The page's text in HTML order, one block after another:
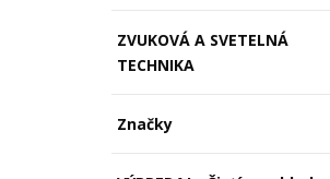
ZVUKOVÁ A SVETELNÁ
TECHNIKA
Značky